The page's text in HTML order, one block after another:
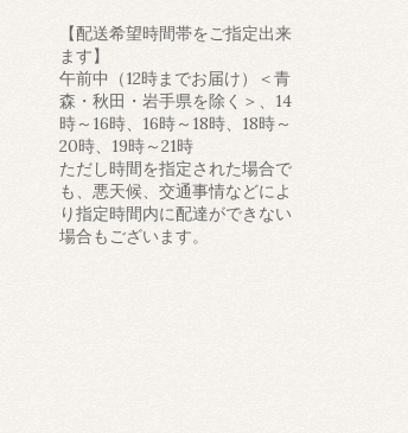
【配送希望時間帯をご指定出来
ます】
午前中（12時までお届け）＜青
森・秋田・岩手県を除く＞、14
時～16時、16時～18時、18時～
20時、19時～21時
ただし時間を指定された場合で
も、悪天候、交通事情などによ
り指定時間内に配達ができない
場合もございます。